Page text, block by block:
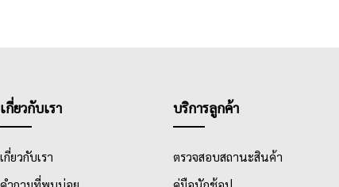
เกี่ยวกับเรา
เกี่ยวกับเรา
บริการลูกค้า
ตรวจสอบสถานะสินค้า